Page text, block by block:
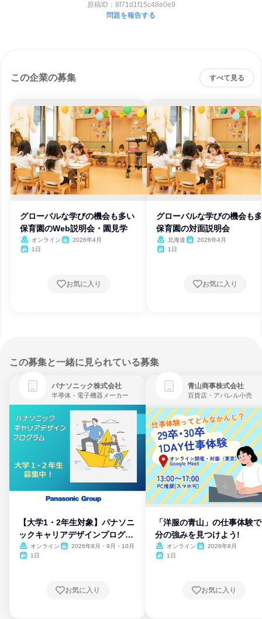
原稿ID： 8f71d1f15c48e0e9
問題を報告する
この企業の募集 すべて見る
グローバルな学びの機会も多い
保育園のWeb説明会・園見学
オンライン
2026年4月
1日
お気に入り
グローバルな学びの機会も
保育園の対面説明会
北海道
2026年4月
1日
お気に入り
この募集と一緒に見られている募集
パナソニック株式会社
半導体・電子機器メーカー
【大学1・2年生対象】パナソニ
ックキャリアデザインプログラ
ム
オンライン
2026年8月・9月・10月
1日
お気に入り
青山商事株式会社
百貨店・アパレル小売
「洋服の青山」の仕事体験
分の強みを見つけよう!
オンライン
2026年8月
1日
お気に入り